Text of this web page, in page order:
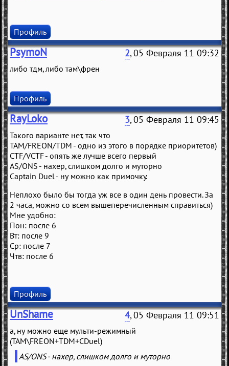
Профиль
PsymoN 2, 05 Февраля 11 09:32
либо тдм, либо там\френ
Профиль
RayLoko 3, 05 Февраля 11 09:45
Такого варианте нет, так что
TAM/FREON/TDM - одно из этого в порядке приоритетов)
CTF/VCTF - опять же лучше всего первый
AS/ONS - нахер, слишком долго и муторно
Captain Duel - ну можно как примочку.
Неплохо было бы тогда уж все в один день провести. За
2 часа, можно со всем вышеперечисленным справиться)
Мне удобно:
Пон: после 6
Вт: после 9
Ср: после 7
Чтв: после 6
Профиль
UnShame 4, 05 Февраля 11 09:51
а, ну можно еще мульти-режимный
(TAM\FREON+TDM+CDuel)
AS/ONS - нахер, слишком долго и муторно